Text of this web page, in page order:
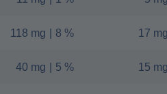
118 mg 8 %
40 mg 5 %
17 mg
15 mg